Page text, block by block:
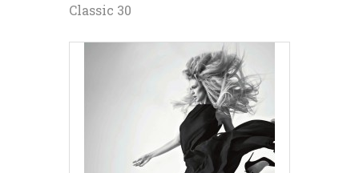
Classic 30